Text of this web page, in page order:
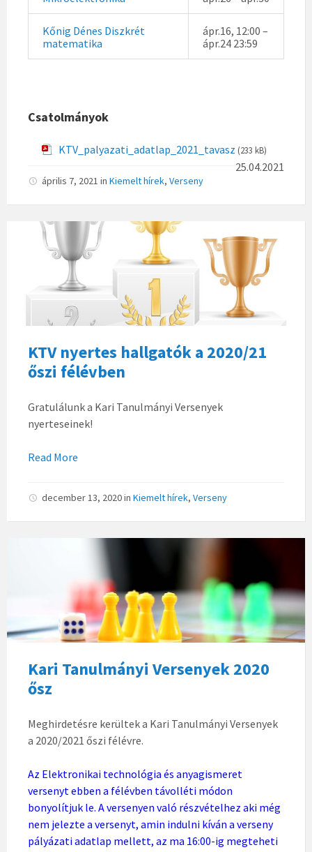
Kőnig Dénes Diszkrét
matematika
ápr.16, 12:00 –
ápr.24 23:59
Csatolmányok
KTV_palyazati_adatlap_2021_tavasz (233 kB)
25.04.2021
április 7, 2021 in Kiemelt hírek, Verseny
KTV nyertes hallgatók a 2020/21
őszi félévben
Gratulálunk a Kari Tanulmányi Versenyek
nyerteseinek!
Read More
december 13, 2020in Kiemelt hírek, Verseny
Kari Tanulmányi Versenyek 2020
ősz
Meghirdetésre kerültek a Kari Tanulmányi Versenyek
a 2020/2021 őszi félévre.
Az Elektronikai technológia és anyagismeret
versenyt ebben a félévben távolléti módon
bonyolítjuk le. A versenyen való részvételhez aki még
nem jelezte a versenyt, amin indulni kíván a verseny
pályázati adatlap mellett, az ma 16:00-ig megteheti